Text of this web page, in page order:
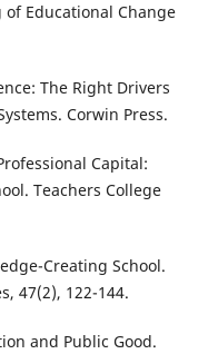
of Educational Change
The Right Drivers
Corwin Press.
Capital:
Teachers College
Creating School.
47(2), 122-144.
and Public Good.